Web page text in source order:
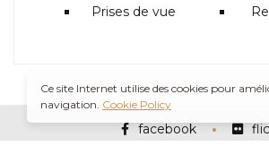
Prises de vue
facebook
Ce site Internet utilise des cookies pour
navigation. Cookie Policy